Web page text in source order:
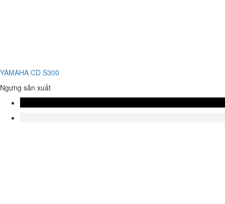
YAMAHA CD S300
Ngưng sản xuất